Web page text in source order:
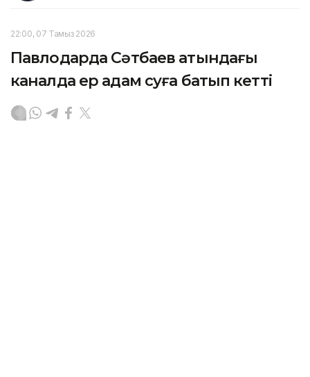
22:00, 07 Тамыз 2026
Павлодарда Сәтбаев атындағы
каналда ер адам суға батып кетті